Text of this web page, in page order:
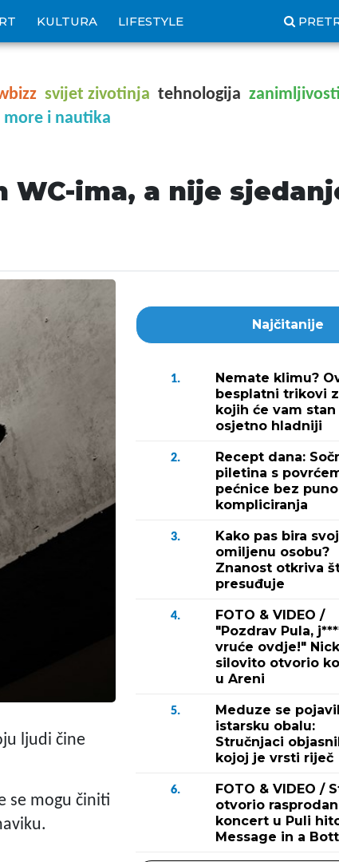
KULTURA LIFESTYLE
svijet zivotinja tehnologija zanimljivosti
more i nautika
ima, a nije
ljudi čine
se mogu činiti
Najčitanije
1.
Nemate klimu?
besplatni trikovi
kojih će vam
osjetno hladniji
2.
Recept dana:
piletina s
pećnice bez puno
kompliciranja
3.
Kako pas bira
omiljenu osobu?
Znanost otkriva
presuđuje
4.
FOTO & VIDEO /
"Pozdrav Pula,
vruće ovdje!"
silovito otvorio
u Areni
5.
Meduze se
istarsku obalu:
Stručnjaci
kojoj je vrsti riječ
6.
FOTO & VIDEO /
otvorio
koncert u Puli
Message in a